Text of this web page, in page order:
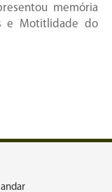
memória
e Motitlidade do